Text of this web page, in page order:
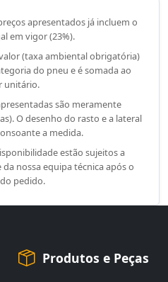
apresentados já incluem o
em vigor (23%).
(taxa ambiental obrigatória)
do pneu e é somada ao
unitário.
são meramente
O desenho do rasto e a lateral
a medida.
estão sujeitos a
nossa equipa técnica após o
pedido.
Produtos e Peças